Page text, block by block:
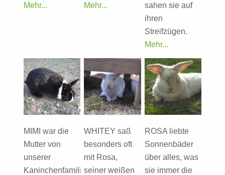
Mehr...
sahen sie auf
ihren
Streifzügen.
Mehr...
Mehr...
MIMI war die
Mutter von
unserer
Kaninchenfamilie
ROSA liebte
Sonnenbäder
über alles, was
sie immer die
WHITEY saß
besonders oft
mit Rosa,
seiner weißen